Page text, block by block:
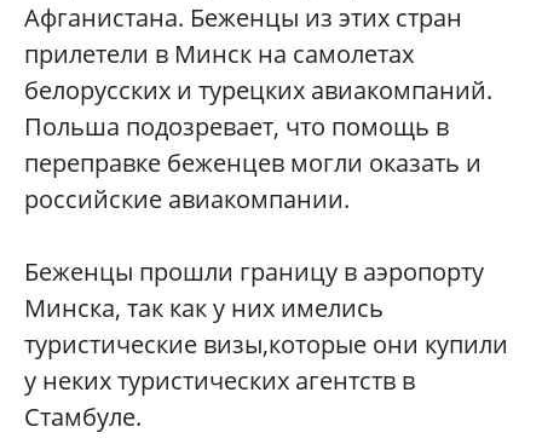
Афганистана. Беженцы из этих стран
прилетели в Минск на самолетах
белорусских и турецких авиакомпаний.
Польша подозревает, что помощь в
переправке беженцев могли оказать и
российские авиакомпании.
Беженцы прошли границу в аэропорту
Минска, так как у них имелись
туристические визы,которые они купили
у неких туристических агентств в
Стамбуле.